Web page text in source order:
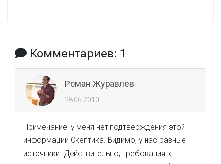
Комментариев: 1
Роман Журавлёв
28.06.2010
Примечание: у меня нет подтверждения этой
информации Скептика. Видимо, у нас разные
источники. Действительно, требования к